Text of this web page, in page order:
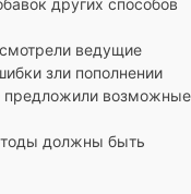
ведущие
зли пополнении
предложили возможные
должны быть